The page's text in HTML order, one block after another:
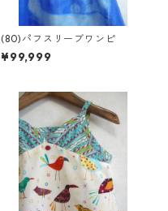
(80)パフスリーブワンピ
¥99,999